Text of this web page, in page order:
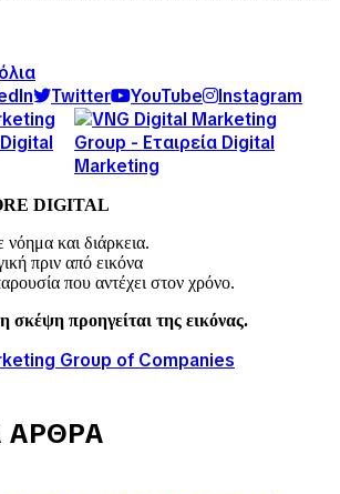
Twitter YouTube Instagram
DIGITAL
και διάρκεια.
πριν από εικόνα
που αντέχει στον χρόνο.
προηγείται της εικόνας.
ΑΡΘΡΑ